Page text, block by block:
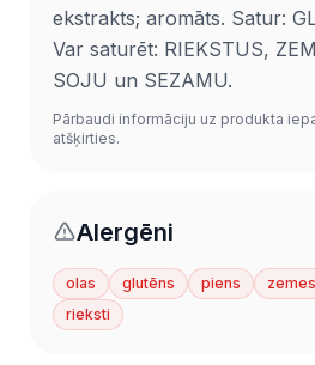
ekstrakts; aromāts. Satur:
Var saturēt: RIEKSTUS,
SOJU un SEZAMU.
Pārbaudi informāciju uz produkta
atšķirties.
Alergēni
olas glutēns piens
rieksti